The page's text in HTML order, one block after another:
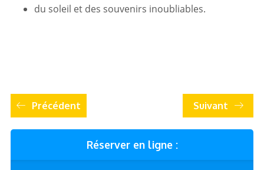
Réserver en ligne :
du soleil et des souvenirs inoubliables.
Précédent Suivant